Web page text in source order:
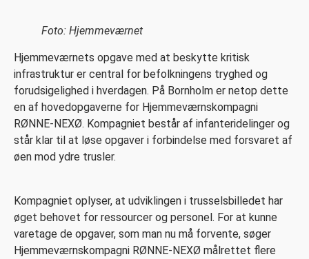
Foto: Hjemmeværnet
Hjemmeværnets opgave med at beskytte kritisk
infrastruktur er central for befolkningens tryghed og
forudsigelighed i hverdagen. På Bornholm er netop dette
en af hovedopgaverne for Hjemmeværnskompagni
RØNNE-NEXØ. Kompagniet består af infanteridelinger og
står klar til at løse opgaver i forbindelse med forsvaret af
øen mod ydre trusler.
Kompagniet oplyser, at udviklingen i trusselsbilledet har
øget behovet for ressourcer og personel. For at kunne
varetage de opgaver, som man nu må forvente, søger
Hjemmeværnskompagni RØNNE-NEXØ målrettet flere